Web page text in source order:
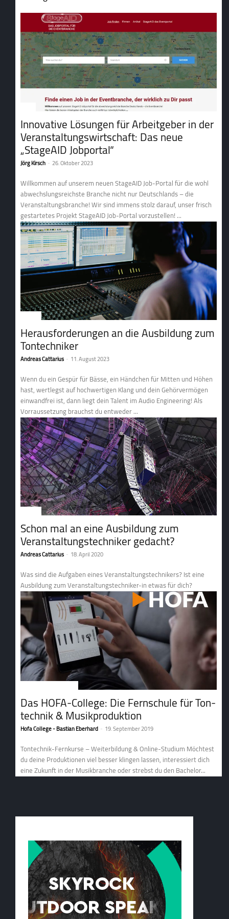
Innovative Lösungen für Arbeitgeber in der
Veranstaltungswirtschaft: Das neue
„StageAID Jobportal“
Jörg Kirsch - 26. Oktober 2023
Willkommen auf unserem neuen StageAID Job-Portal für die wohl
ab­wechs­lungs­reichste Branche nicht nur Deutschlands – die
Veranstaltungsbranche! Wir sind immens stolz darauf, unser frisch
gestartetes Projekt StageAID Job-Portal vorzustellen! ...
Herausforderungen an die Ausbildung zum
Tontechniker
Andreas Cattarius - 11. August 2023
Wenn du ein Gespür für Bässe, ein Händchen für Mitten und Höhen
hast, wertlegst auf hochwertigen Klang und dein Gehörvermögen
einwandfrei ist, dann liegt dein Talent im Audio Engineering! Als
Vorraussetzung brauchst du entweder ...
Schon mal an eine Ausbildung zum
Veranstaltungstechniker gedacht?
Andreas Cattarius - 18. April 2020
Was sind die Aufgaben eines Veranstaltungstechnikers? Ist eine
Ausbildung zum Veranstaltungstechniker-in etwas für dich?
Das HOFA-College: Die Fern­schule für Ton­
tech­nik & Musik­pro­duk­tion
Hofa College - Bastian Eberhard - 19. September 2019
Tontechnik-Fernkurse – Weiterbildung & Online-Studium Möchtest
du deine Produktionen viel besser klingen lassen, interessiert dich
eine Zukunft in der Musikbranche oder strebst du den Bachelor...